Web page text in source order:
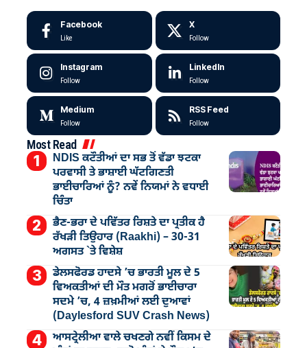
Facebook
Like
X
Follow
Instagram
Follow
LinkedIn
Follow
Medium
Follow
RSS Feed
Follow
Most Read
NDIS ਕਟੌਤੀਆਂ ਦਾ ਸਭ ਤੋਂ ਵੱਡਾ ਝਟਕਾ
ਪਰਵਾਸੀ ਤੇ ਭਾਸ਼ਾਈ ਘੱਟਗਿਣਤੀ
ਭਾਈਚਾਰਿਆਂ ਨੂੰ? ਨਵੇਂ ਨਿਯਮਾਂ ਨੇ ਵਧਾਈ
ਚਿੰਤਾ
ਭੈਣ-ਭਰਾ ਦੇ ਪਵਿੱਤਰ ਰਿਸ਼ਤੇ ਦਾ ਪ੍ਰਤੀਕ ਹੈ
ਰੱਖੜੀ ਤਿਉਹਾਰ (Raakhi) – 30-31
ਅਗਸਤ `ਤੇ ਵਿਸ਼ੇਸ਼
ਡੇਲਸਫੋਰਡ ਹਾਦਸੇ ’ਚ ਭਾਰਤੀ ਮੂਲ ਦੇ 5
ਵਿਅਕਤੀਆਂ ਦੀ ਮੌਤ ਮਗਰੋਂ ਭਾਈਚਾਰਾ
ਸਦਮੇ ’ਚ, 4 ਜ਼ਖ਼ਮੀਆਂ ਲਈ ਦੁਆਵਾਂ
(Daylesford SUV Crash News)
ਆਸਟ੍ਰੇਲੀਆ ਵਾਲੇ ਚਖਣਗੇ ਨਵੀਂ ਕਿਸਮ ਦੇ